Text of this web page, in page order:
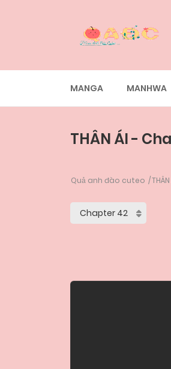
MANGA MANHWA
THÂN ÁI -
Quả anh đào cuteo